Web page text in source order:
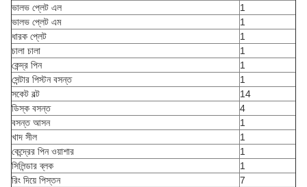
ভালভ প্লেট এল
1
ভালভ প্লেট এম
1
ধারক প্লেট
1
চালা চালা
1
কেন্দ্র পিন
1
সেন্টার পিস্টন বসন্ত
1
সকেট বল্ট
14
ডিস্ক বসন্ত
4
বসন্ত আসন
1
খাদ সীল
1
কেন্দ্রের পিন ওয়াশার
1
সিলিন্ডার ব্লক
1
রিং দিয়ে পিস্তন
7